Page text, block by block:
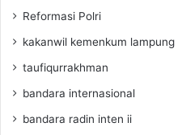
Reformasi Polri
kakanwil kemenkum lampung
taufiqurrakhman
bandara internasional
bandara radin inten ii